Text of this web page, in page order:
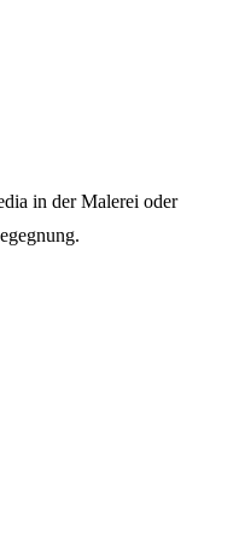
in der Malerei oder